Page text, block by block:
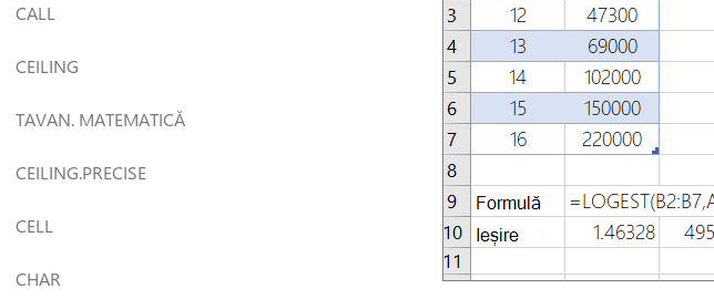
CALL
CEILING
TAVAN. MATEMATICĂ
CEILING.PRECISE
CELL
CHAR